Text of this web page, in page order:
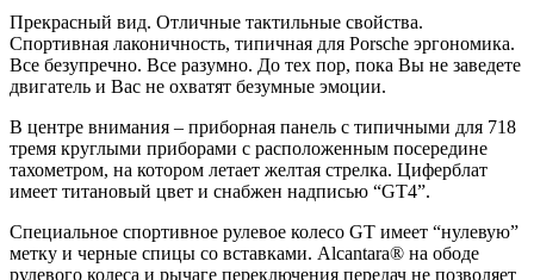
Прекрасный вид. Отличные тактильные свойства.
Спортивная лаконичность, типичная для Porsche эргономика.
Все безупречно. Все разумно. До тех пор, пока Вы не заведете
двигатель и Вас не охватят безумные эмоции.
В центре внимания – приборная панель с типичными для 718
тремя круглыми приборами с расположенным посередине
тахометром, на котором летает желтая стрелка. Циферблат
имеет титановый цвет и снабжен надписью “GT4”.
Специальное спортивное рулевое колесо GT имеет “нулевую”
метку и черные спицы со вставками. Alcantara® на ободе
рулевого колеса и рычаге переключения передач не позволяет